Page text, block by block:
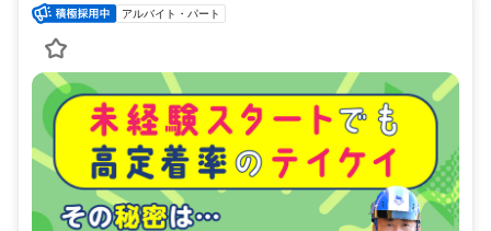
アルバイト・パート